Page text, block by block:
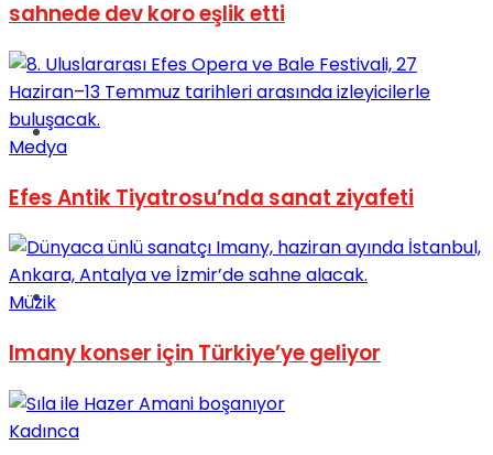
Sinema
Tatil
sahnede dev koro eşlik etti
Medya
Efes Antik Tiyatrosu’nda sanat ziyafeti
Müzik
Imany konser için Türkiye’ye geliyor
Kadınca